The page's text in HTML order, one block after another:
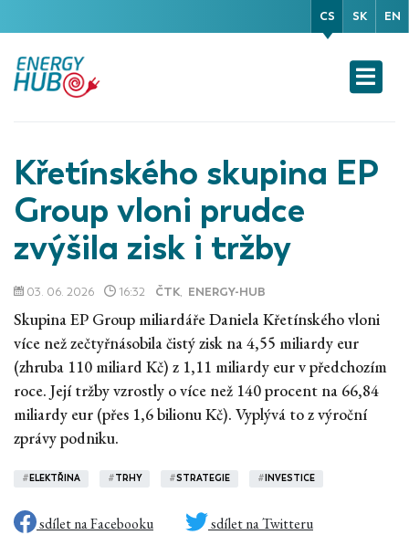
CS SK EN
Křetínského skupina EP
Group vloni prudce
zvýšila zisk i tržby
03. 06. 2026 16:32 ČTK ENERGY-HUB
Skupina EP Group miliardáře Daniela Křetínského vloni
více než zečtyřnásobila čistý zisk na 4,55 miliardy eur
(zhruba 110 miliard Kč) z 1,11 miliardy eur v předchozím
roce. Její tržby vzrostly o více než 140 procent na 66,84
miliardy eur (přes 1,6 bilionu Kč). Vyplývá to z výroční
zprávy podniku.
#ELEKTŘINA #TRHY #STRATEGIE #INVESTICE
sdílet na Facebooku sdílet na Twitteru